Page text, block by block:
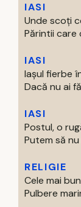
IASI
Unde scoți
Părintii care
IASI
Iașul fierbe
Dacă nu ai
IASI
Postul, o
Putem să
RELIGIE
Cele mai
Pulbere